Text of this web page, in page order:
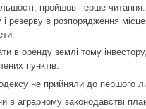
пройшов перше
резерву в розпорядження
в оренду землі тому
пунктів.
не прийняли до першого
в аграрному законодавстві